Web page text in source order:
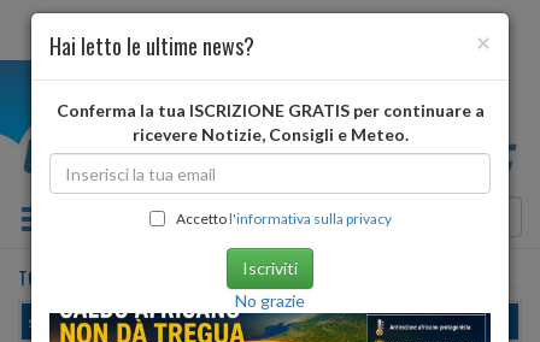
Toggle navigation
TOCENO domani
sabato, 08 agosto 2026
×
Hai letto le ultime news?
Conferma la tua ISCRIZIONE GRATIS per continuare a
ricevere Notizie, Consigli e Meteo.
Accettol'informativa sulla privacy
Iscriviti
No grazie